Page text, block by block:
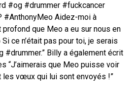
#og #drummer #fuckcancer
#AnthonyMeo Aidez-moi à
que Meo a eu sur nous en
ce n’était pas pour toi, je serais
Billy a également écrit
“J’aimerais que Meo puisse voir
les vœux qui lui sont envoyés !”